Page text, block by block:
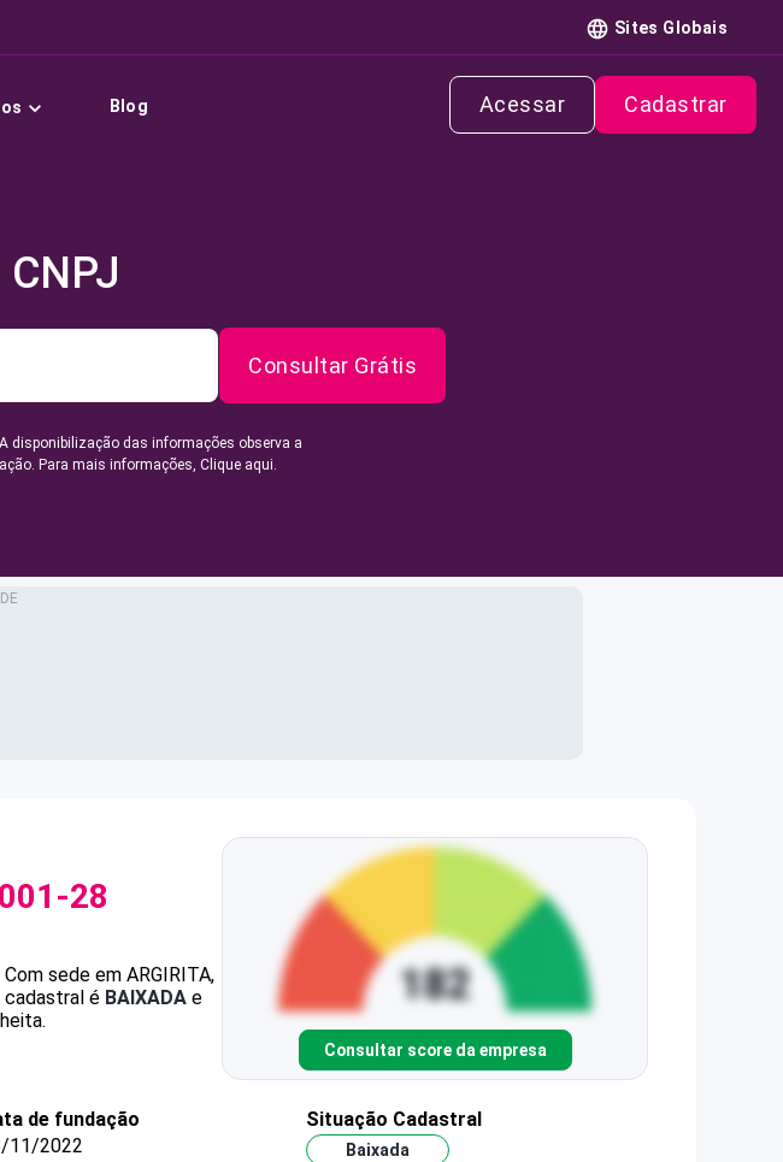
Sites Globais
Blog Acessar Cadastrar
Consultar Grátis
disponibilização das informações observa a
Para mais informações, Clique aqui.
28
Com sede em ARGIRITA,
cadastral é BAIXADA e
Consultar score da empresa
de fundação
11/2022
Situação Cadastral
Baixada